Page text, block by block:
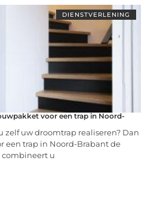
DIENSTVERLENING
voor een trap in Noord-
zelf uw droomtrap realiseren? Dan
een trap in Noord-Brabant de
combineert u